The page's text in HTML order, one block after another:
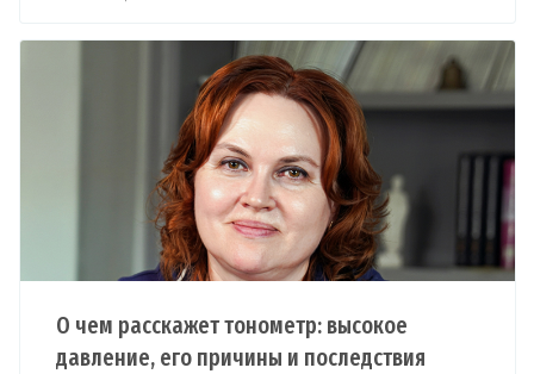
О чем расскажет тонометр: высокое
давление, его причины и последствия